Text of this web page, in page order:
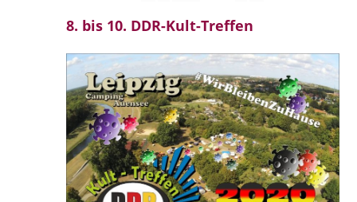
8. bis 10. DDR-Kult-Treffen